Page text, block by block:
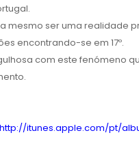
mesmo ser uma realidade
encontrando-se em 17º.
com este fenómeno
http://itunes.apple.com/pt/